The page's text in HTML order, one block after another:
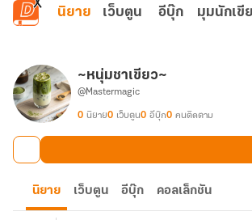
ข้ามไปยังเนื้อหาหลัก
นิยาย เว็บตูน อีบุ๊ก มุมนักเขี
~หนุ่มชาเขียว~
@Mastermagic
0 นิยาย0 เว็บตูน0 อีบุ๊ก0 คนติดตาม
นิยาย เว็บตูน อีบุ๊ก คอลเล็กชัน